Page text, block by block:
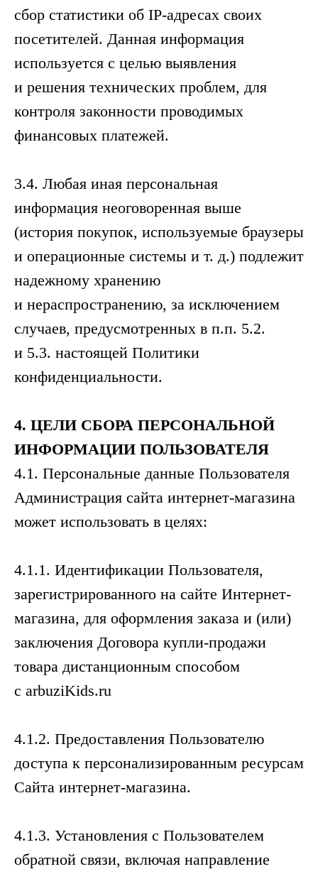
сбор статистики об IP-адресах своих
посетителей. Данная информация
используется с целью выявления
и решения технических проблем, для
контроля законности проводимых
финансовых платежей.
3.4. Любая иная персональная
информация неоговоренная выше
(история покупок, используемые браузеры
и операционные системы и т. д.) подлежит
надежному хранению
и нераспространению, за исключением
случаев, предусмотренных в п.п. 5.2.
и 5.3. настоящей Политики
конфиденциальности.
4. ЦЕЛИ СБОРА ПЕРСОНАЛЬНОЙ
ИНФОРМАЦИИ ПОЛЬЗОВАТЕЛЯ
4.1. Персональные данные Пользователя
Администрация сайта интернет-магазина
может использовать в целях:
4.1.1. Идентификации Пользователя,
зарегистрированного на сайте Интернет-
магазина, для оформления заказа и (или)
заключения Договора купли-продажи
товара дистанционным способом
с arbuziKids.ru
4.1.2. Предоставления Пользователю
доступа к персонализированным ресурсам
Сайта интернет-магазина.
4.1.3. Установления с Пользователем
обратной связи, включая направление